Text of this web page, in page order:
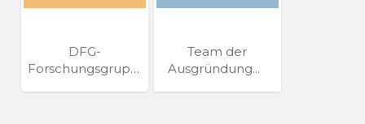
DFG-
Forschungsgruppe
Team der
Ausgründung...